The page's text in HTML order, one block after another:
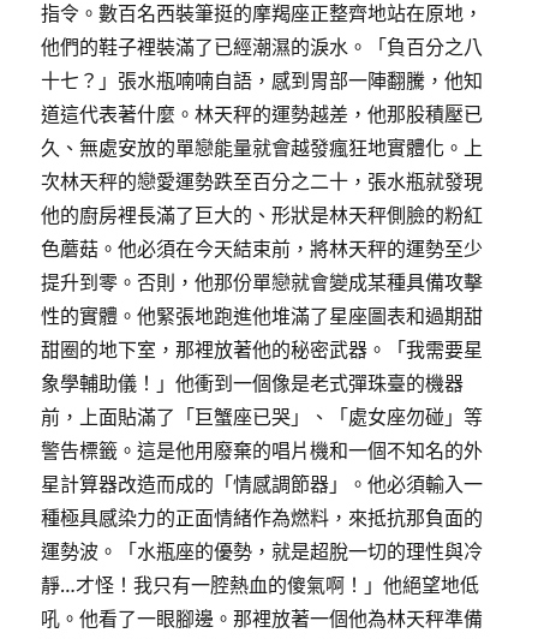
指令。數百名西裝筆挺的摩羯座正整齊地站在原地，
他們的鞋子裡裝滿了已經潮濕的淚水。「負百分之八
十七？」張水瓶喃喃自語，感到胃部一陣翻騰，他知
道這代表著什麼。林天秤的運勢越差，他那股積壓已
久、無處安放的單戀能量就會越發瘋狂地實體化。上
次林天秤的戀愛運勢跌至百分之二十，張水瓶就發現
他的廚房裡長滿了巨大的、形狀是林天秤側臉的粉紅
色蘑菇。他必須在今天結束前，將林天秤的運勢至少
提升到零。否則，他那份單戀就會變成某種具備攻擊
性的實體。他緊張地跑進他堆滿了星座圖表和過期甜
甜圈的地下室，那裡放著他的秘密武器。「我需要星
象學輔助儀！」他衝到一個像是老式彈珠臺的機器
前，上面貼滿了「巨蟹座已哭」、「處女座勿碰」等
警告標籤。這是他用廢棄的唱片機和一個不知名的外
星計算器改造而成的「情感調節器」。他必須輸入一
種極具感染力的正面情緒作為燃料，來抵抗那負面的
運勢波。「水瓶座的優勢，就是超脫一切的理性與冷
靜…才怪！我只有一腔熱血的傻氣啊！」他絕望地低
吼。他看了一眼腳邊。那裡放著一個他為林天秤準備